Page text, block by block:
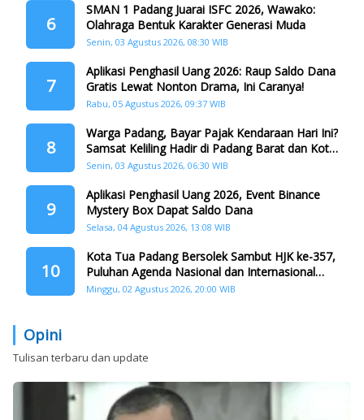
6
SMAN 1 Padang Juarai ISFC 2026, Wawako:
Olahraga Bentuk Karakter Generasi Muda
Senin, 03 Agustus 2026, 08:30 WIB
7
Aplikasi Penghasil Uang 2026: Raup Saldo Dana
Gratis Lewat Nonton Drama, Ini Caranya!
Rabu, 05 Agustus 2026, 09:37 WIB
8
Warga Padang, Bayar Pajak Kendaraan Hari Ini?
Samsat Keliling Hadir di Padang Barat dan Koto
Tangah
Senin, 03 Agustus 2026, 06:30 WIB
9
Aplikasi Penghasil Uang 2026, Event Binance
Mystery Box Dapat Saldo Dana
Selasa, 04 Agustus 2026, 13:08 WIB
10
Kota Tua Padang Bersolek Sambut HJK ke-357,
Puluhan Agenda Nasional dan Internasional
Siap Digelar
Minggu, 02 Agustus 2026, 20:00 WIB
Opini
Tulisan terbaru dan update